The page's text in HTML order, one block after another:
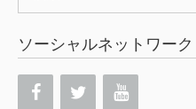
索:
ソーシャルネットワーク